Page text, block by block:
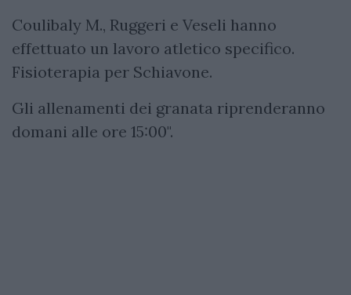
Coulibaly M., Ruggeri e Veseli hanno
effettuato un lavoro atletico specifico.
Fisioterapia per Schiavone.
Gli allenamenti dei granata riprenderanno
domani alle ore 15:00".